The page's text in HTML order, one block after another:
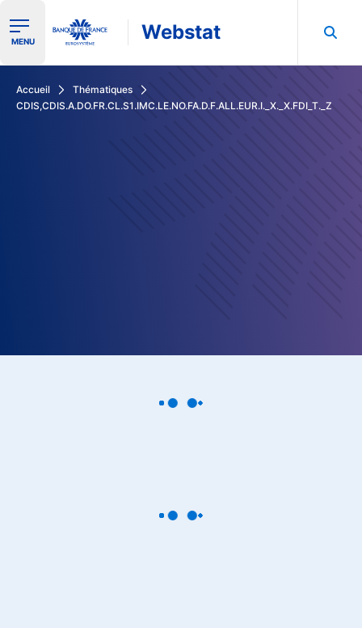
Ouvrir le menu de navigation
MENU Webstat
Accueil
Thématiques
CDIS,CDIS.A.DO.FR.CL.S1.IMC.LE.NO.FA.D.F.ALL.EUR.I._X._X.FDI_T._Z